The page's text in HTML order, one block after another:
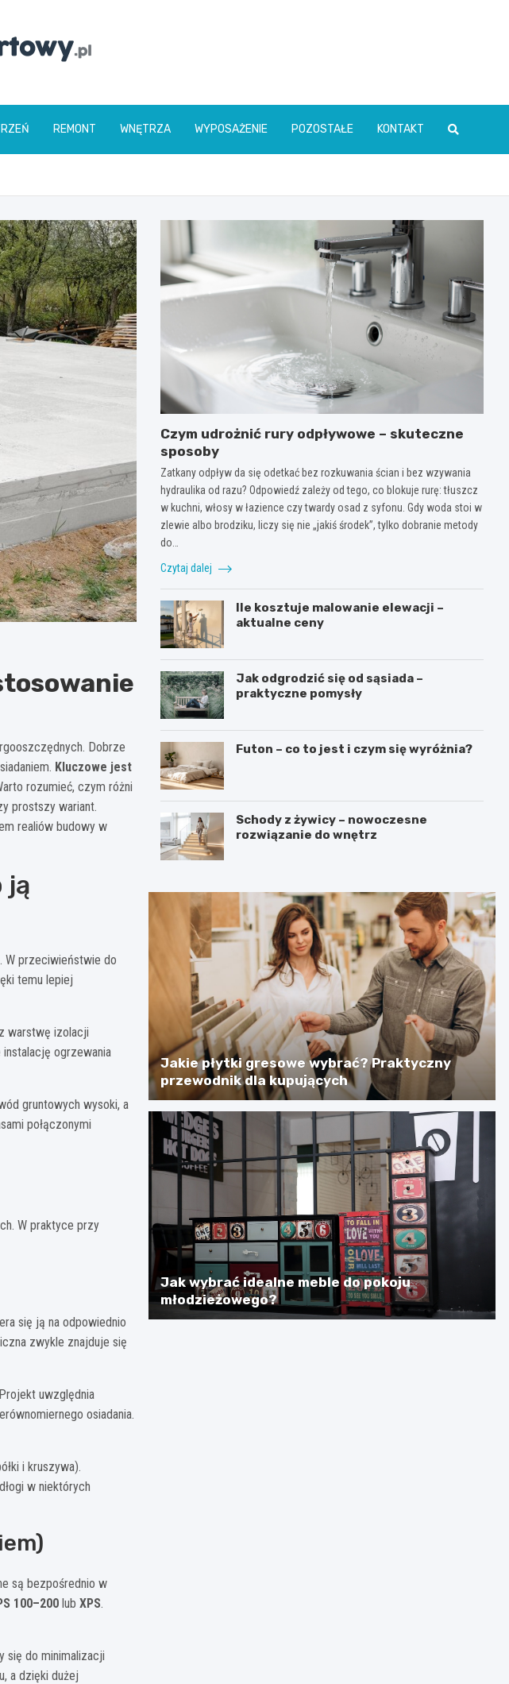
REMONT WNĘTRZA WYPOSAŻENIE POZOSTAŁE KONTAKT
Dobrze
Kluczowe jest
rozumieć, czym różni
prostszy wariant.
realiów budowy w
ją
W przeciwieństwie do
temu lepiej
warstwę izolacji
ogrzewania
gruntowych wysoki, a
połączonymi
W praktyce przy
się ją na odpowiednio
zwykle znajduje się
uwzględnia
osiadania.
i kruszywa).
w niektórych
są bezpośrednio w
100–200 lub XPS.
się do minimalizacji
a dzięki dużej
Czym udrożnić rury odpływowe – skuteczne
sposoby
Zatkany odpływ da się odetkać bez rozkuwania ścian i bez wzywania
hydraulika od razu? Odpowiedź zależy od tego, co blokuje rurę: tłuszcz
w kuchni, włosy w łazience czy twardy osad z syfonu. Gdy woda stoi w
zlewie albo brodziku, liczy się nie „jakiś środek”, tylko dobranie metody
do…
Czytaj dalej
Ile kosztuje malowanie elewacji –
aktualne ceny
Jak odgrodzić się od sąsiada –
praktyczne pomysły
Futon – co to jest i czym się wyróżnia?
Schody z żywicy – nowoczesne
rozwiązanie do wnętrz
Jakie płytki gresowe wybrać? Praktyczny
przewodnik dla kupujących
Jak wybrać idealne meble do pokoju
młodzieżowego?